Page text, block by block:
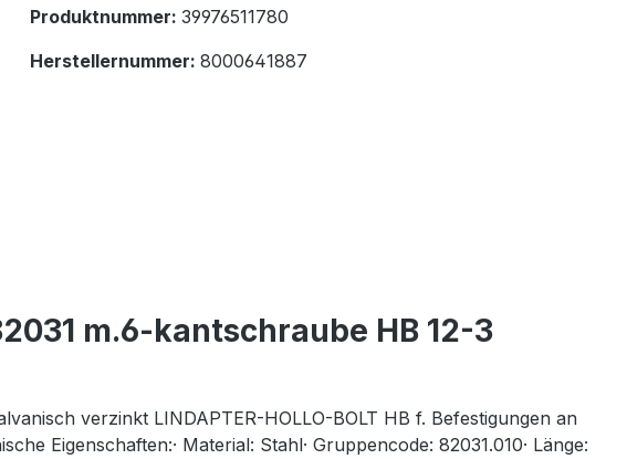
Produktnummer: 39976511780
Herstellernummer: 8000641887
m.6-kantschraube HB 12-3
verzinkt LINDAPTER-HOLLO-BOLT HB f. Befestigungen an
Eigenschaften:· Material: Stahl· Gruppencode: 82031.010· Länge: